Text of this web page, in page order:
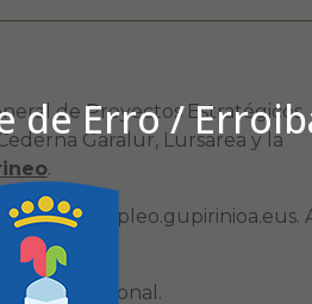
de Erro /
de Proyectos Estratégicos
Garalur, Lursarea y la
.
empleo.gupirinioa.eus.
personal.